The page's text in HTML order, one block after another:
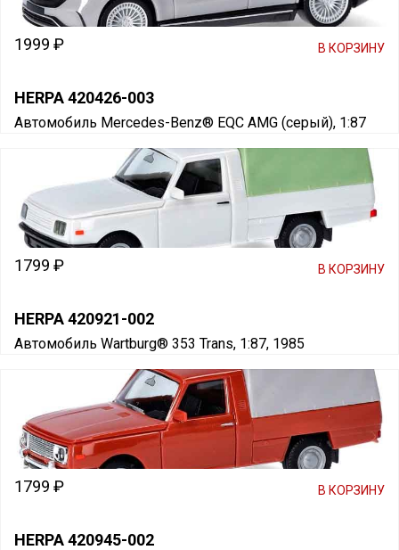
HERPA 420426-003
Автомобиль Mercedes-Benz® EQC AMG (серый), 1:87
1999 ₽ В КОРЗИНУ
HERPA 420921-002
Автомобиль Wartburg® 353 Trans, 1:87, 1985
1799 ₽ В КОРЗИНУ
HERPA 420945-002
1799 ₽ В КОРЗИНУ